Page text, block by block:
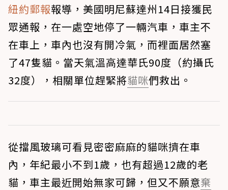
紐約郵報報導，美國明尼蘇達州14日接獲民
眾通報，在一處空地停了一輛汽車，車主不
在車上，車內也沒有開冷氣，而裡面居然塞
了47隻貓。當天氣溫高達華氏90度（約攝氏
32度），相關單位趕緊將貓咪們救出。
從擋風玻璃可看見密密麻麻的貓咪擠在車
內，年紀最小不到1歲，也有超過12歲的老
貓，車主最近開始無家可歸，但又不願意棄